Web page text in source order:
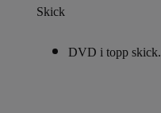
Skick
DVD i topp skick.